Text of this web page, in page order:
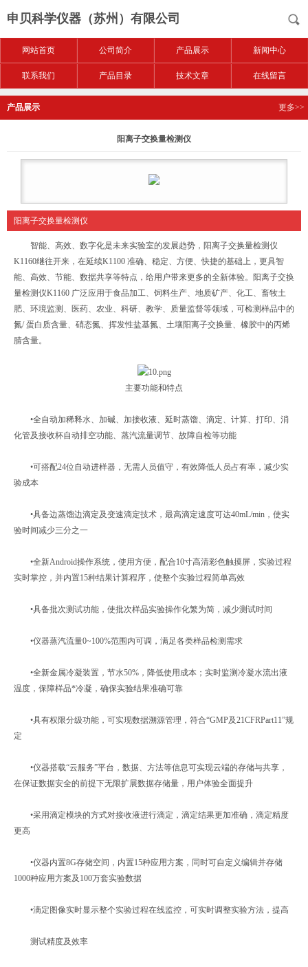
申贝科学仪器（苏州）有限公司
网站首页 公司简介 产品展示 新闻中心
联系我们 产品目录 技术文章 在线留言
产品展示 更多>>
阳离子交换量检测仪
阳离子交换量检测仪
智能、高效、数字化是未来实验室的发展趋势，阳离子交换量检测仪
K1160继往开来，在延续K1100 准确、稳定、方便、快捷的基础上，更具智
能、高效、节能、数据共享等特点，给用户带来更多的全新体验。阳离子交换
量检测仪K1160 广泛应用于食品加工、饲料生产、地质矿产、化工、畜牧土
肥、环境监测、医药、农业、科研、教学、质量监督等领域，可检测样品中的
氮/ 蛋白质含量、硝态氮、挥发性盐基氮、土壤阳离子交换量、橡胶中的丙烯
腈含量。
主要功能和特点
•全自动加稀释水、加碱、加接收液、延时蒸馏、滴定、计算、打印、消
化管及接收杯自动排空功能、蒸汽流量调节、故障自检等功能
•可搭配24位自动进样器，无需人员值守，有效降低人员占有率，减少实
验成本
•具备边蒸馏边滴定及变速滴定技术，最高滴定速度可达40mL/min，使实
验时间减少三分之一
•全新Android操作系统，使用方便，配合10寸高清彩色触摸屏，实验过程
实时掌控，并内置15种结果计算程序，使整个实验过程简单高效
•具备批次测试功能，使批次样品实验操作化繁为简，减少测试时间
•仪器蒸汽流量0~100%范围内可调，满足各类样品检测需求
•全新金属冷凝装置，节水50%，降低使用成本；实时监测冷凝水流出液
温度，保障样品*冷凝，确保实验结果准确可靠
•具有权限分级功能，可实现数据溯源管理，符合“GMP及21CFRPart11”规
定
•仪器搭载“云服务”平台，数据、方法等信息可实现云端的存储与共享，
在保证数据安全的前提下无限扩展数据存储量，用户体验全面提升
•采用滴定模块的方式对接收液进行滴定，滴定结果更加准确，滴定精度
更高
•仪器内置8G存储空间，内置15种应用方案，同时可自定义编辑并存储
1000种应用方案及100万套实验数据
•滴定图像实时显示整个实验过程在线监控，可实时调整实验方法，提高
测试精度及效率